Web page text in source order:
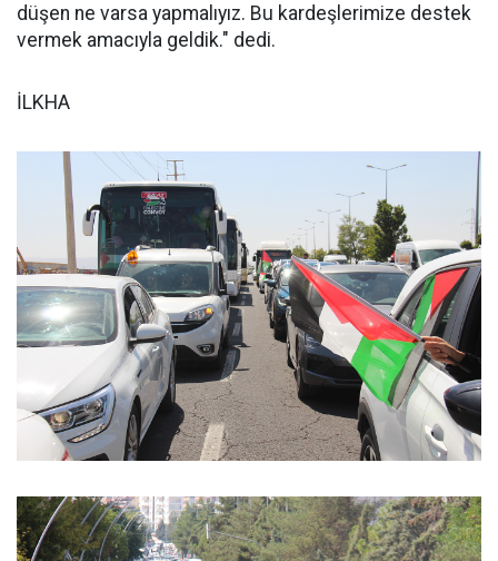
düşen ne varsa yapmalıyız. Bu kardeşlerimize destek
vermek amacıyla geldik." dedi.
İLKHA